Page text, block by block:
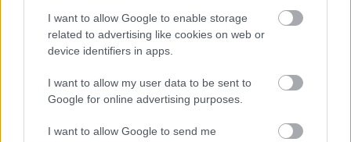
I want to allow Google to enable storage
related to advertising like cookies on web or
device identifiers in apps.
I want to allow my user data to be sent to
Google for online advertising purposes.
I want to allow Google to send me
TINTA Könyvkiadó 2015. szeptember 01.
Szeptember hónapban született neves magyar
gombra kattintva olvashatók. Klemm Imre Antal
Született–meghalt: (Léka, 1883. szept. 1. – Pécs, 1963.
dec. 23.) Foglalkozása: nyelvész, egyetemi tanár, a